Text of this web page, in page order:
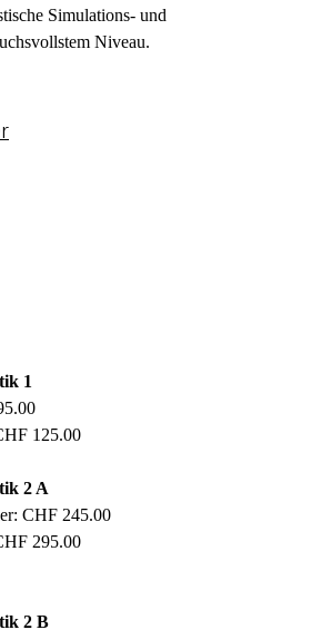
Simulations- und
Niveau.
1
125.00
2 A
CHF 245.00
295.00
2 B